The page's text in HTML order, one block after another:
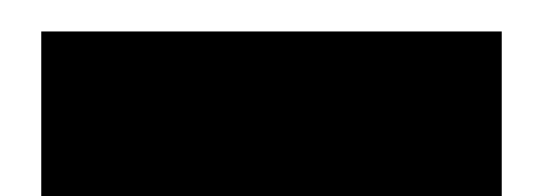
高松傑專欄
支持讚助